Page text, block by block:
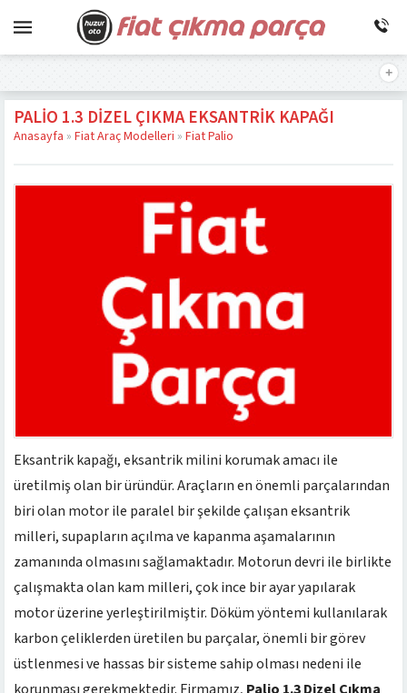
PALIO 1.3 DIZEL ÇIKMA EKSANTRIK KAPAĞI
Anasayfa » Fiat Araç Modelleri » Fiat Palio
Eksantrik kapağı, eksantrik milini korumak amacı ile
üretilmiş olan bir üründür. Araçların en önemli parçalarından
biri olan motor ile paralel bir şekilde çalışan eksantrik
milleri, supapların açılma ve kapanma aşamalarının
zamanında olmasını sağlamaktadır. Motorun devri ile birlikte
çalışmakta olan kam milleri, çok ince bir ayar yapılarak
motor üzerine yerleştirilmiştir. Döküm yöntemi kullanılarak
karbon çeliklerden üretilen bu parçalar, önemli bir görev
üstlenmesi ve hassas bir sisteme sahip olması nedeni ile